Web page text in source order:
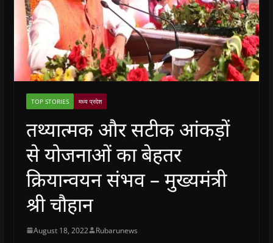
TOP STORIES मध्य प्रदेश
तथ्यात्मक और सटीक आंकड़ों
से योजनाओं का बेहतर
क्रियान्वयन संभव – मुख्यमंत्री
श्री चौहान
August 18, 2022 Rubarunews